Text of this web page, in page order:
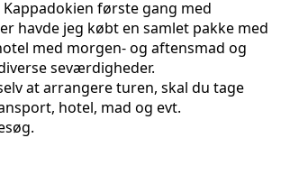
første gang med
havde jeg købt en samlet pakke med
med morgen- og aftensmad og
seværdigheder.
at arrangere turen, skal du tage
hotel, mad og evt.